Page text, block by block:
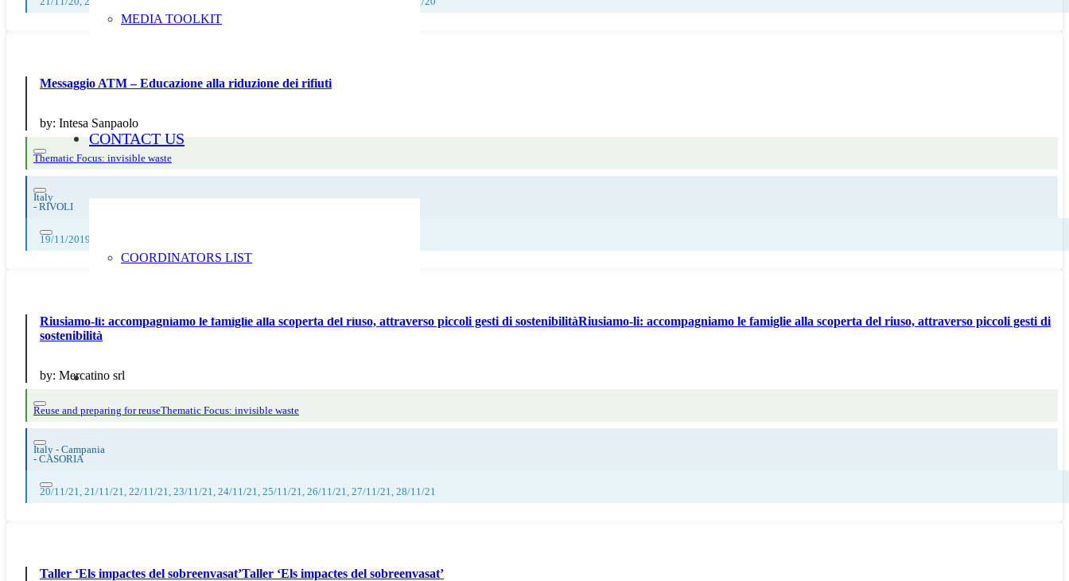
MEDIA TOOLKIT
CONTACT US
COORDINATORS LIST
Messaggio ATM – Educazione alla riduzione dei rifiuti
by: Intesa Sanpaolo
Thematic Focus: invisible waste
Italy
- RIVOLI
19/11/2019
Riusiamo-li: accompagniamo le famiglie alla scoperta del riuso, attraverso piccoli gesti di sostenibilitàRiusiamo-li: accompagniamo le famiglie alla scoperta del riuso, attraverso piccoli gesti di
sostenibilità
by: Mercatino srl
Reuse and preparing for reuseThematic Focus: invisible waste
Italy - Campania
- CASORIA
20/11/21, 21/11/21, 22/11/21, 23/11/21, 24/11/21, 25/11/21, 26/11/21, 27/11/21, 28/11/21
Taller ‘Els impactes del sobreenvasat’Taller ‘Els impactes del sobreenvasat’